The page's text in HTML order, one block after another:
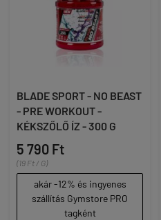
BLADE SPORT - NO BEAST
- PRE WORKOUT -
KÉKSZŐLŐ ÍZ - 300 G
5 790 Ft
(19 Ft / G)
akár -12% és ingyenes
szállítás Gymstore PRO
tagként